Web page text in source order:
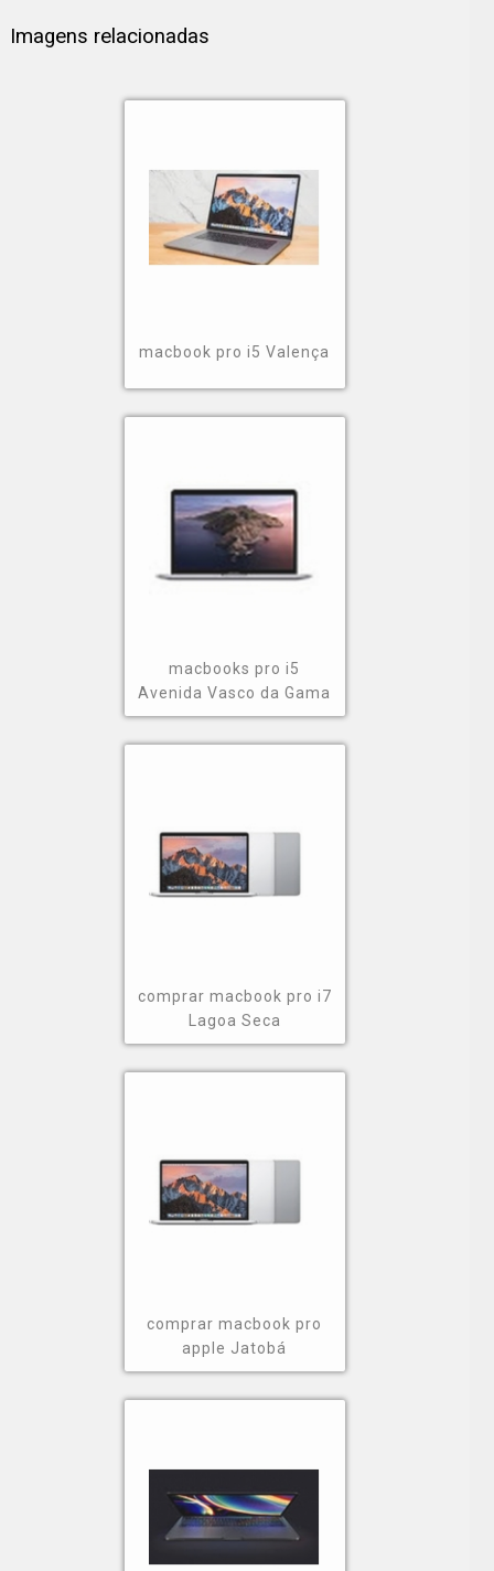
Imagens relacionadas
macbook pro i5 Valença
macbooks pro i5
Avenida Vasco da Gama
comprar macbook pro i7
Lagoa Seca
comprar macbook pro
apple Jatobá